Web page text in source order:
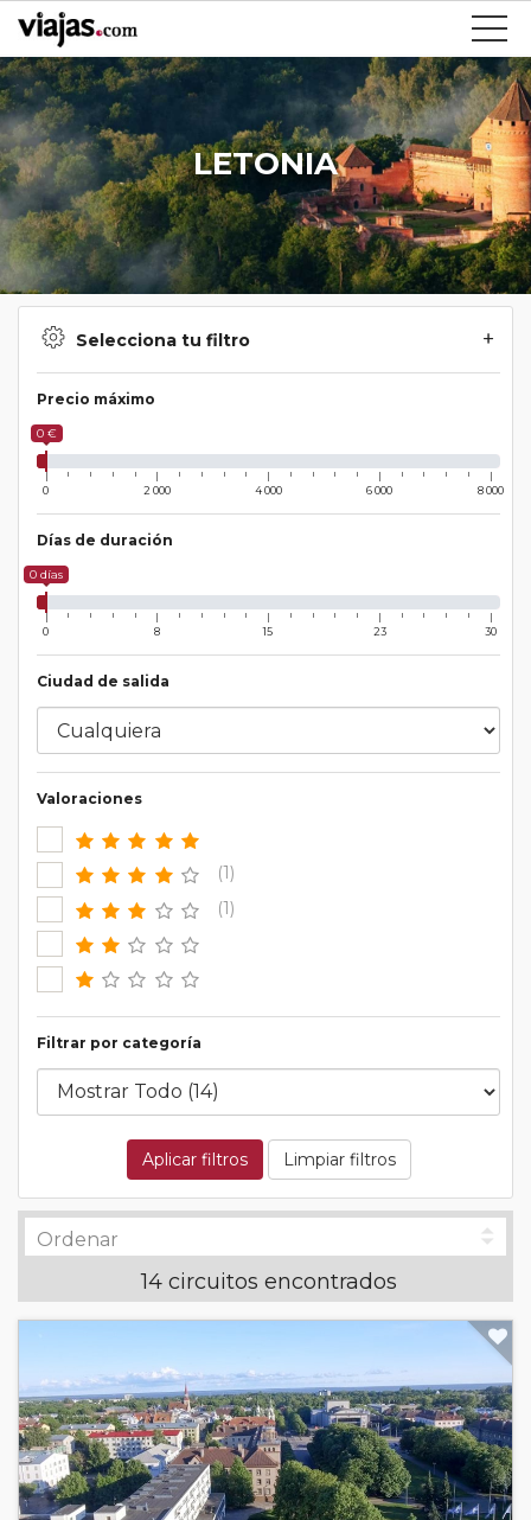
LETONIA
Selecciona tu filtro
Precio máximo
0 €
0 2 000 4 000 6 000 8 000
Días de duración
0 días
0 8 15 23 30
Ciudad de salida
Valoraciones
(1)
(1)
Filtrar por categoría
Aplicar filtros Limpiar filtros
14 circuitos encontrados